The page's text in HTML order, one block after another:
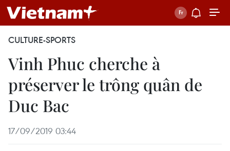
CULTURE-SPORTS
Vinh Phuc cherche à
préserver le trông quân de
Duc Bac
17/09/2019 03:44